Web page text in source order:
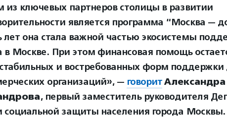
из ключевых партнеров столицы в развитии
является программа “Москва —
лет она стала важной частью экосистемы
в Москве. При этом финансовая помощь
и востребованных форм поддержки
организаций», — говоритАлександра
, первый заместитель руководителя
социальной защиты населения города Москвы.